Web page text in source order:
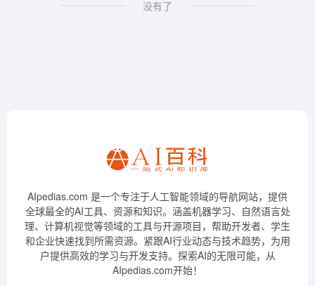
没有了
AIpedias.com 是一个专注于人工智能领域的导航网站，提供
全球最全的AI工具、资源和知识。涵盖机器学习、自然语言处
理、计算机视觉等领域的工具与开源项目，帮助开发者、学生
和企业快速找到所需资源。紧跟AI行业动态与技术趋势，为用
户提供高效的学习与开发支持。探索AI的无限可能，从
AIpedias.com开始！